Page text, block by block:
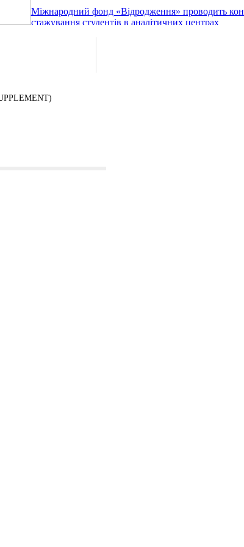
Міжнародний фонд «Відродження» проводить
стажування студентів в аналітичних центрах